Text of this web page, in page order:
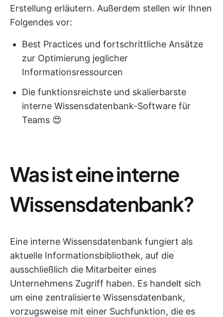
Erstellung erläutern. Außerdem stellen wir Ihnen
Folgendes vor:
Best Practices und fortschrittliche Ansätze
zur Optimierung jeglicher
Informationsressourcen
Die funktionsreichste und skalierbarste
interne Wissensdatenbank-Software für
Teams 😍
Was ist eine interne
Wissensdatenbank?
Eine interne Wissensdatenbank fungiert als
aktuelle Informationsbibliothek, auf die
ausschließlich die Mitarbeiter eines
Unternehmens Zugriff haben. Es handelt sich
um eine zentralisierte Wissensdatenbank,
vorzugsweise mit einer Suchfunktion, die es